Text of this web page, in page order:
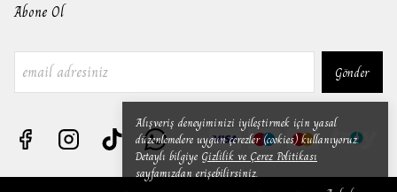
Alışveriş deneyiminizi iyileştirmek için yasal
düzenlemelere uygun çerezler (cookies) kullanıyoruz.
Detaylı bilgiye Gizlilik ve Çerez Politikası
sayfamızdan erişebilirsiniz.
Abone Ol
Gönder